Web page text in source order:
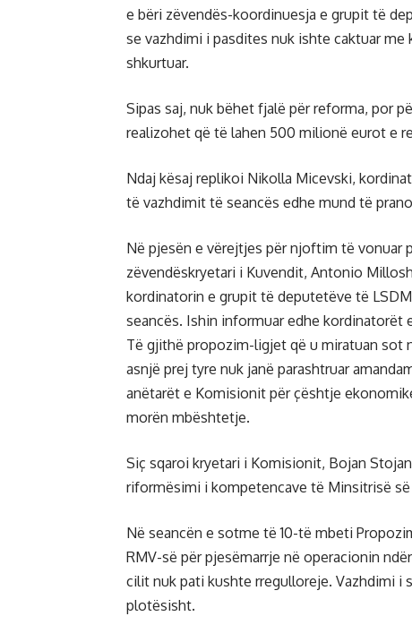
e bëri zëvendës-koordinuesja e grupit të
se vazhdimi i pasdites nuk ishte caktuar
shkurtuar.
Sipas saj, nuk bëhet fjalë për reforma, por
realizohet që të lahen 500 milionë eurot e
Ndaj kësaj replikoi Nikolla Micevski,
të vazhdimit të seancës edhe mund të
Në pjesën e vërejtjes për njoftim të vonuar
zëvendëskryetari i Kuvendit, Antonio
kordinatorin e grupit të deputetëve të
seancës. Ishin informuar edhe kordinatorët
Të gjithë propozim-ligjet që u miratuan sot
asnjë prej tyre nuk janë parashtruar
anëtarët e Komisionit për çështje
morën mbështetje.
Siç sqaroi kryetari i Komisionit, Bojan
riformësimi i kompetencave të Minsitrisë
Në seancën e sotme të 10-të mbeti
RMV-së për pjesëmarrje në operacionin
cilit nuk pati kushte rregulloreje. Vazhdimi i
plotësisht.